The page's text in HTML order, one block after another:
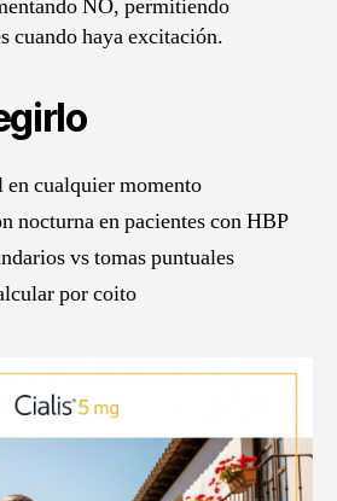
NO, permitiendo
cuando haya excitación.
en cualquier momento
nocturna en pacientes con HBP
vs tomas puntuales
por coito